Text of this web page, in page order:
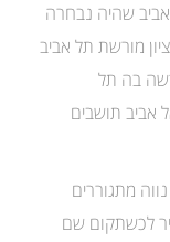
שהיה נבחרה
מורשת תל אביב
בה תל
אביב תושבים
מתגוררים
לכשתקום שם